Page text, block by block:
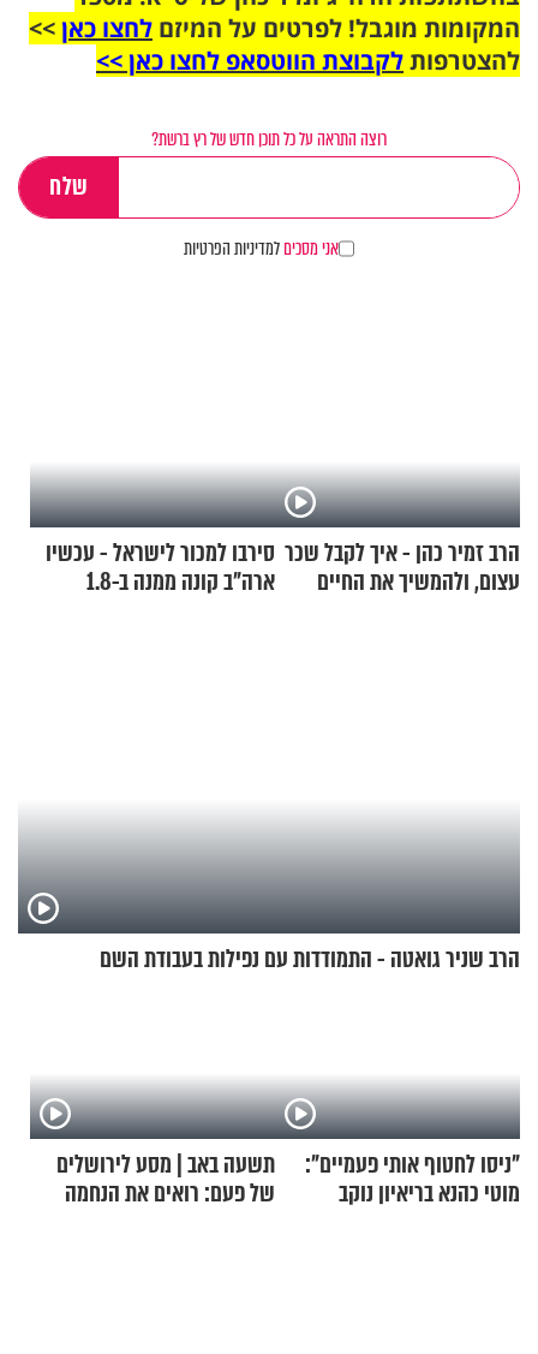
המקומות מוגבל! לפרטים על המיזם לחצו כאן>>
להצטרפותלקבוצת הווטסאפ לחצו כאן >>
רוצה התראה על כל תוכן חדש של רץ ברשת?
אני מסכיםלמדיניות הפרטיות
הרב זמיר כהן - איך לקבל שכר
עצום, ולהמשיך את החיים
סירבו למכור לישראל - עכשיו
ארה"ב קונה ממנה ב-1.8
הרב שניר גואטה - התמודדות עם נפילות בעבודת השם
"ניסו לחטוף אותי פעמיים":
מוטי כהנא בריאיון נוקב
תשעה באב | מסע לירושלים
של פעם: רואים את הנחמה